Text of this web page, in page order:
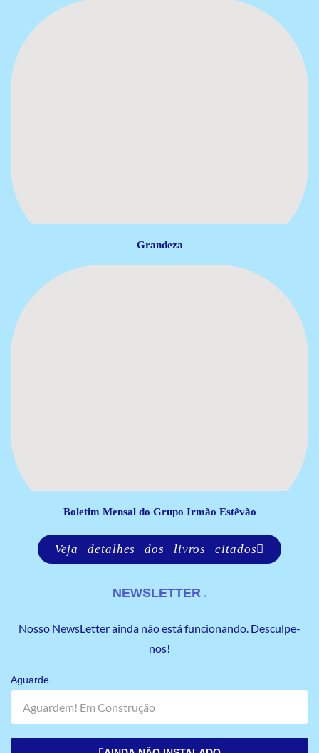
Grandeza
Boletim Mensal do Grupo Irmão Estêvão
Veja detalhes dos livros citados
NEWSLETTER
Nosso NewsLetter ainda não está funcionando. Desculpe-
nos!
Aguarde